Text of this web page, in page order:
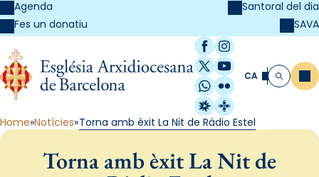
Agenda
Fes un donatiu
Santoral del dia
SAVA
Facebook
Instagram
X / Twitter
YouTube
WhatsApp
Flickr
Radio Estel
Catalunya
CA Cerca
Home Notícies Torna amb èxit La Nit de Ràdio Estel
Torna amb èxit La Nit de